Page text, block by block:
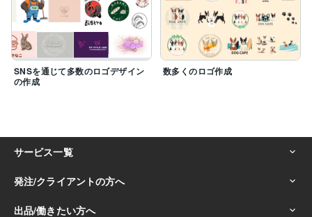
SNSを通じて多数のロゴデザイン
の作成
数多くのロゴ作成